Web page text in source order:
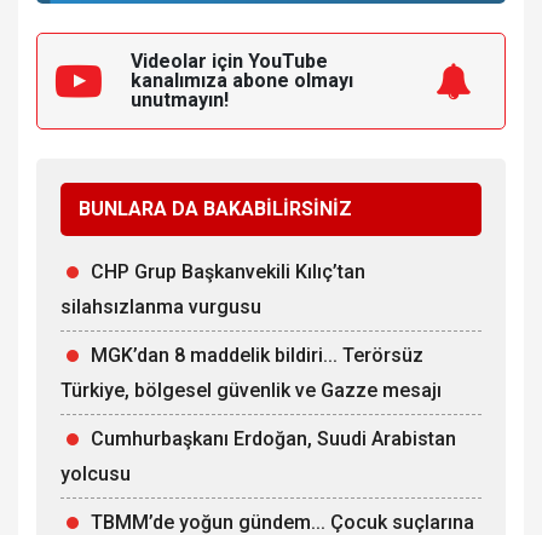
Videolar için YouTube
kanalımıza abone olmayı
unutmayın!
BUNLARA DA BAKABİLİRSİNİZ
CHP Grup Başkanvekili Kılıç’tan
silahsızlanma vurgusu
MGK’dan 8 maddelik bildiri... Terörsüz
Türkiye, bölgesel güvenlik ve Gazze mesajı
Cumhurbaşkanı Erdoğan, Suudi Arabistan
yolcusu
TBMM’de yoğun gündem... Çocuk suçlarına